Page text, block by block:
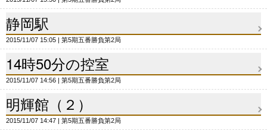
静岡駅
2015/11/07 15:05 第5期五番勝負第2局
14時50分の控室
2015/11/07 14:56 第5期五番勝負第2局
明輝館（２）
2015/11/07 14:47 第5期五番勝負第2局